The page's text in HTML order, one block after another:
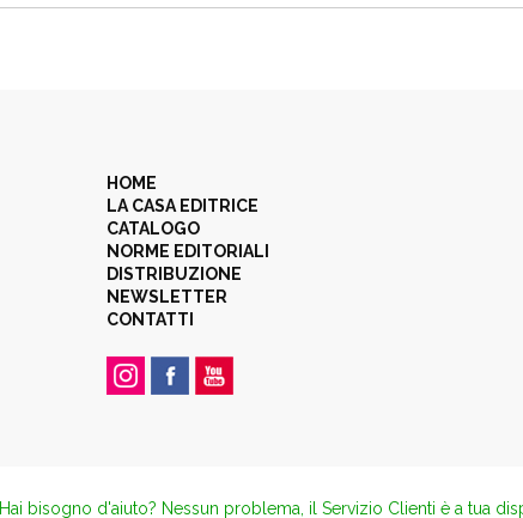
HOME
LA CASA EDITRICE
CATALOGO
NORME EDITORIALI
DISTRIBUZIONE
NEWSLETTER
CONTATTI
Hai bisogno d'aiuto? Nessun problema, il Servizio Clienti è a tua